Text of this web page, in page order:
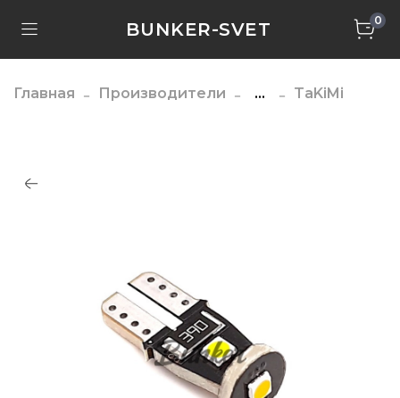
BUNKER-SVET 0
Главная Производители ... TaKiMi